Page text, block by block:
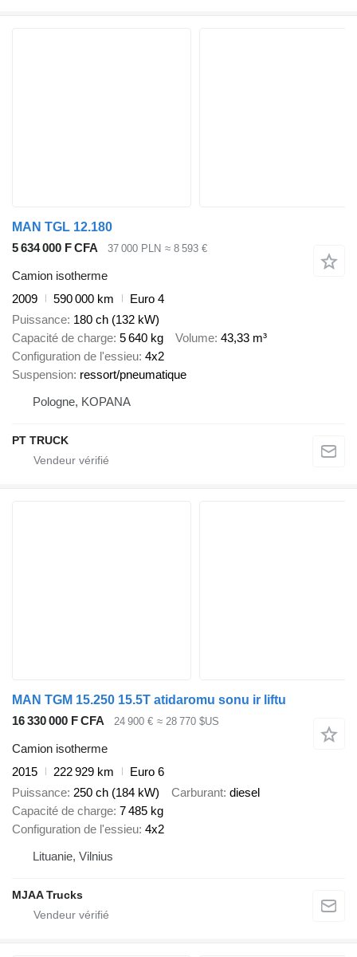
MAN TGL 12.180
5 634 000 F CFA
37 000 PLN ≈ 8 593 €
Camion isotherme
2009
590 000 km
Euro 4
Puissance 180 ch (132 kW)
Capacité de charge 5 640 kg Volume 43,33 m³
Configuration de l'essieu 4x2
Suspension ressort/pneumatique
Pologne, KOPANA
PT TRUCK
MAN TGM 15.250 15.5T atidaromu sonu ir liftu
16 330 000 F CFA
24 900 € ≈ 28 770 $US
Camion isotherme
2015
222 929 km
Euro 6
Puissance 250 ch (184 kW) Carburant diesel
Capacité de charge 7 485 kg
Configuration de l'essieu 4x2
Lituanie, Vilnius
MJAA Trucks